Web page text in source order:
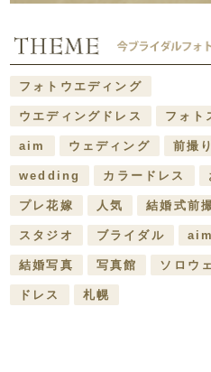
フォトウエディング
ウエディングドレス フォト
aim ウェディング 前撮り
wedding カラードレス
プレ花嫁 人気 結婚式前
スタジオ ブライダル
結婚写真 写真館 ソロウ
ドレス 札幌